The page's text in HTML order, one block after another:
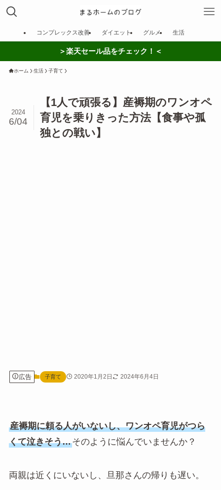
コンプレックス改善 ダイエット グルメ 生活
＞楽天セール品をチェック！＜
ホーム 生活 子育て
【1人で頑張る】産褥期のワンオペ
育児を乗りきった方法【食事や孤
独との戦い】
2024
6/04
広告 子育て 2020年1月2日 2024年6月4日
産褥期に頼る人がいないし、ワンオペ育児がつら
くて泣きそう…そのように悩んでいませんか？
両親は近くにいないし、旦那さんの帰りも遅い。